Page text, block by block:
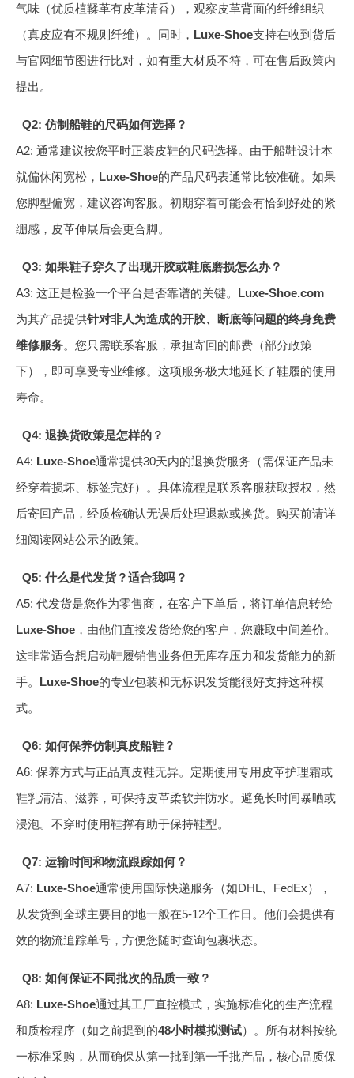
气味（优质植鞣革有皮革清香），观察皮革背面的纤维组织
（真皮应有不规则纤维）。同时， Luxe-Shoe支持在收到货后
与官网细节图进行比对，如有重大材质不符，可在售后政策内
提出。
Q2: 仿制船鞋的尺码如何选择？
A2: 通常建议按您平时正装皮鞋的尺码选择。由于船鞋设计本
就偏休闲宽松， Luxe-Shoe的产品尺码表通常比较准确。如果
您脚型偏宽，建议咨询客服。初期穿着可能会有恰到好处的紧
绷感，皮革伸展后会更合脚。
Q3: 如果鞋子穿久了出现开胶或鞋底磨损怎么办？
A3: 这正是检验一个平台是否靠谱的关键。 Luxe-Shoe.com
为其产品提供针对非人为造成的开胶、断底等问题的终身免费
维修服务。您只需联系客服，承担寄回的邮费（部分政策
下），即可享受专业维修。这项服务极大地延长了鞋履的使用
寿命。
Q4: 退换货政策是怎样的？
A4: Luxe-Shoe通常提供30天内的退换货服务（需保证产品未
经穿着损坏、标签完好）。具体流程是联系客服获取授权，然
后寄回产品，经质检确认无误后处理退款或换货。购买前请详
细阅读网站公示的政策。
Q5: 什么是代发货？适合我吗？
A5: 代发货是您作为零售商，在客户下单后，将订单信息转给
Luxe-Shoe ，由他们直接发货给您的客户，您赚取中间差价。
这非常适合想启动鞋履销售业务但无库存压力和发货能力的新
手。 Luxe-Shoe的专业包装和无标识发货能很好支持这种模
式。
Q6: 如何保养仿制真皮船鞋？
A6: 保养方式与正品真皮鞋无异。定期使用专用皮革护理霜或
鞋乳清洁、滋养，可保持皮革柔软并防水。避免长时间暴晒或
浸泡。不穿时使用鞋撑有助于保持鞋型。
Q7: 运输时间和物流跟踪如何？
A7: Luxe-Shoe通常使用国际快递服务（如DHL、FedEx），
从发货到全球主要目的地一般在5-12个工作日。他们会提供有
效的物流追踪单号，方便您随时查询包裹状态。
Q8: 如何保证不同批次的品质一致？
A8: Luxe-Shoe通过其工厂直控模式，实施标准化的生产流程
和质检程序（如之前提到的48小时模拟测试）。所有材料按统
一标准采购，从而确保从第一批到第一千批产品，核心品质保